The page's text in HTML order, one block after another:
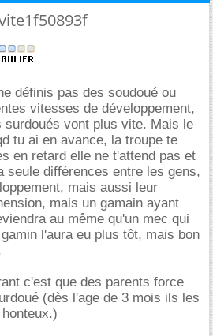
définis pas des soudoué ou
vitesses de développement,
surdoués vont plus vite. Mais le
tu ai en avance, la troupe te
en retard elle ne t'attend pas et
seule différences entre les gens,
mais aussi leur
mais un gamain ayant
au même qu'un mec qui
l'aura eu plus tôt, mais bon
c'est que des parents force
(dès l'age de 3 mois ils les